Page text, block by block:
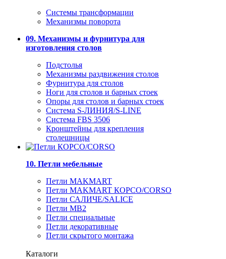
Системы трансформации
Механизмы поворота
09. Механизмы и фурнитура для
изготовления столов
Подстолья
Механизмы раздвижения столов
Фурнитура для столов
Ноги для столов и барных стоек
Опоры для столов и барных стоек
Система S-ЛИНИЯ/S-LINE
Система FBS 3506
Кронштейны для крепления
столешницы
10. Петли мебельные
Петли MAKMART
Петли MAKMART КОРСО/CORSO
Петли САЛИЧЕ/SALICE
Петли MB2
Петли специальные
Петли декоративные
Петли скрытого монтажа
Каталоги